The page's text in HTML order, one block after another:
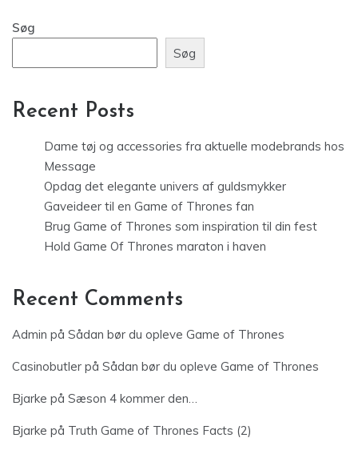
Søg
Søg
Recent Posts
Dame tøj og accessories fra aktuelle modebrands hos
Message
Opdag det elegante univers af guldsmykker
Gaveideer til en Game of Thrones fan
Brug Game of Thrones som inspiration til din fest
Hold Game Of Thrones maraton i haven
Recent Comments
Admin på Sådan bør du opleve Game of Thrones
Casinobutler på Sådan bør du opleve Game of Thrones
Bjarke på Sæson 4 kommer den…
Bjarke på Truth Game of Thrones Facts (2)